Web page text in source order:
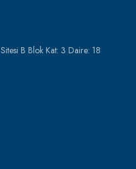
B Blok Kat: 3 Daire: 18